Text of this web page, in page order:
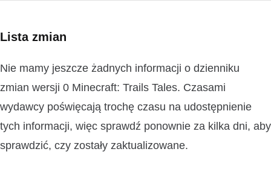
Lista zmian
Nie mamy jeszcze żadnych informacji o dzienniku
zmian wersji 0 Minecraft: Trails Tales. Czasami
wydawcy poświęcają trochę czasu na udostępnienie
tych informacji, więc sprawdź ponownie za kilka dni, aby
sprawdzić, czy zostały zaktualizowane.